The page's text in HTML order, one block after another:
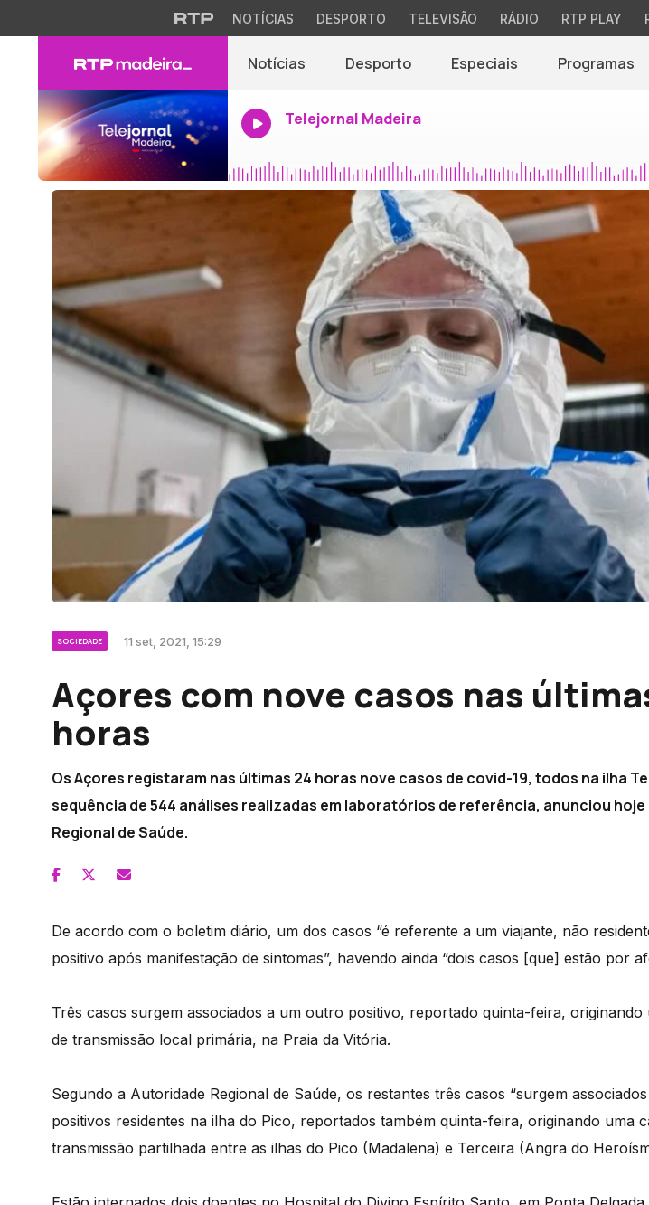
NOTÍCIAS DESPORTO TELEVISÃO RÁDIO RTP PLAY
Notícias Desporto Especiais Programas
Telejornal Madeira
SOCIEDADE 11 set, 2021, 15:29
Açores com nove casos nas
horas
Os Açores registaram nas últimas 24 horas nove casos de covid-19, todos na ilha
sequência de 544 análises realizadas em laboratórios de referência, anunciou
Regional de Saúde.
De acordo com o boletim diário, um dos casos “é referente a um viajante, não
positivo após manifestação de sintomas”, havendo ainda “dois casos [que] estão por
Três casos surgem associados a um outro positivo, reportado quinta-feira, originando
de transmissão local primária, na Praia da Vitória.
Segundo a Autoridade Regional de Saúde, os restantes três casos “surgem
positivos residentes na ilha do Pico, reportados também quinta-feira, originando uma
transmissão partilhada entre as ilhas do Pico (Madalena) e Terceira (Angra do